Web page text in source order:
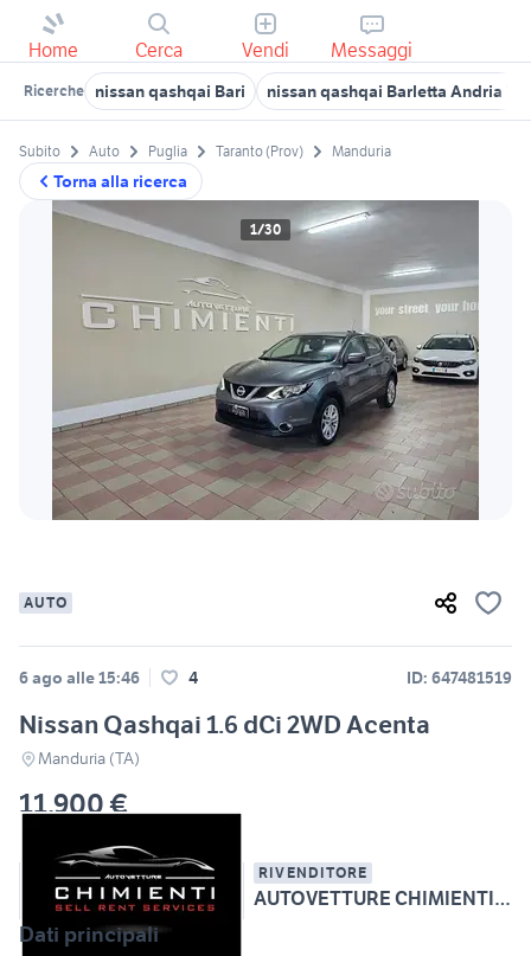
Home Cerca Vendi Messaggi
Ricerche nissan qashqai Bari nissan qashqai Barletta Andria
Torna alla ricerca
Subito Auto Puglia Taranto (Prov) Manduria
1/30
AUTO
6 ago alle 15:46 4 ID: 647481519
Nissan Qashqai 1.6 dCi 2WD Acenta
Manduria (TA)
11.900 €
RIVENDITORE
AUTOVETTURE CHIMIENTI Srl
Dati principali